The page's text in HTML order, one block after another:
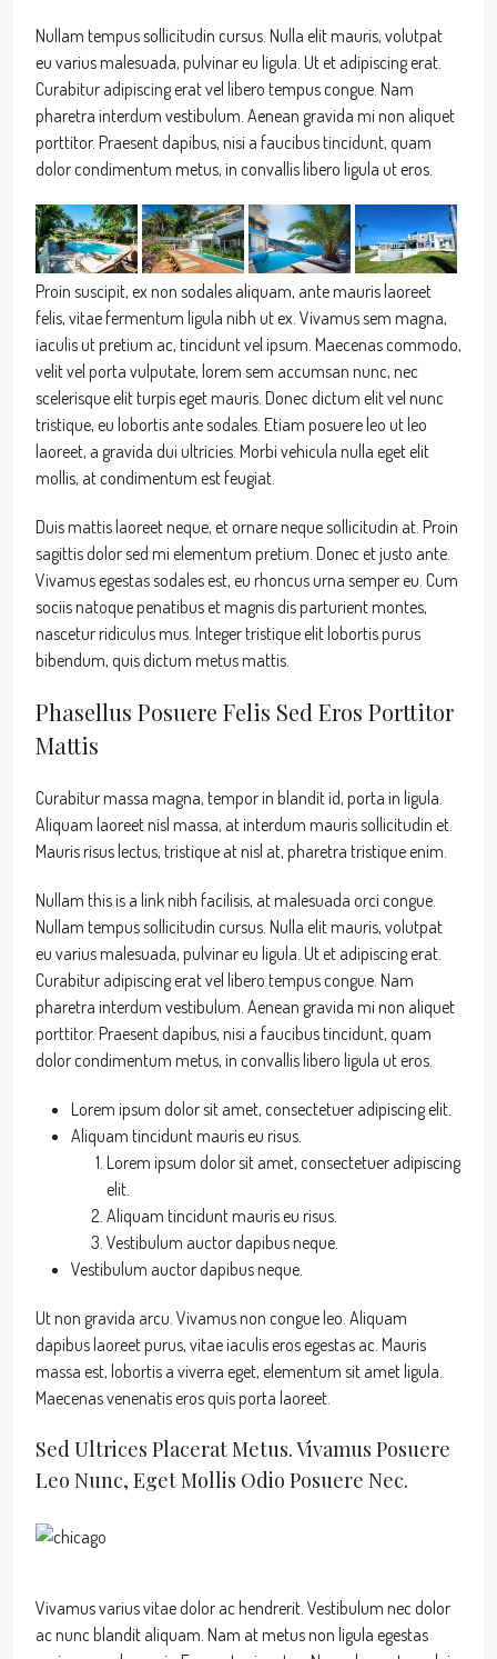
Nullam tempus sollicitudin cursus. Nulla elit mauris, volutpat
eu varius malesuada, pulvinar eu ligula. Ut et adipiscing erat.
Curabitur adipiscing erat vel libero tempus congue. Nam
pharetra interdum vestibulum. Aenean gravida mi non aliquet
porttitor. Praesent dapibus, nisi a faucibus tincidunt, quam
dolor condimentum metus, in convallis libero ligula ut eros.
Proin suscipit, ex non sodales aliquam, ante mauris laoreet
felis, vitae fermentum ligula nibh ut ex. Vivamus sem magna,
iaculis ut pretium ac, tincidunt vel ipsum. Maecenas commodo,
velit vel porta vulputate, lorem sem accumsan nunc, nec
scelerisque elit turpis eget mauris. Donec dictum elit vel nunc
tristique, eu lobortis ante sodales. Etiam posuere leo ut leo
laoreet, a gravida dui ultricies. Morbi vehicula nulla eget elit
mollis, at condimentum est feugiat.
Duis mattis laoreet neque, et ornare neque sollicitudin at. Proin
sagittis dolor sed mi elementum pretium. Donec et justo ante.
Vivamus egestas sodales est, eu rhoncus urna semper eu. Cum
sociis natoque penatibus et magnis dis parturient montes,
nascetur ridiculus mus. Integer tristique elit lobortis purus
bibendum, quis dictum metus mattis.
Phasellus Posuere Felis Sed Eros Porttitor
Mattis
Curabitur massa magna, tempor in blandit id, porta in ligula.
Aliquam laoreet nisl massa, at interdum mauris sollicitudin et.
Mauris risus lectus, tristique at nisl at, pharetra tristique enim.
Nullam this is a link nibh facilisis, at malesuada orci congue.
Nullam tempus sollicitudin cursus. Nulla elit mauris, volutpat
eu varius malesuada, pulvinar eu ligula. Ut et adipiscing erat.
Curabitur adipiscing erat vel libero tempus congue. Nam
pharetra interdum vestibulum. Aenean gravida mi non aliquet
porttitor. Praesent dapibus, nisi a faucibus tincidunt, quam
dolor condimentum metus, in convallis libero ligula ut eros.
Lorem ipsum dolor sit amet, consectetuer adipiscing elit.
Aliquam tincidunt mauris eu risus.
Lorem ipsum dolor sit amet, consectetuer adipiscing
elit.
Aliquam tincidunt mauris eu risus.
Vestibulum auctor dapibus neque.
Vestibulum auctor dapibus neque.
Ut non gravida arcu. Vivamus non congue leo. Aliquam
dapibus laoreet purus, vitae iaculis eros egestas ac. Mauris
massa est, lobortis a viverra eget, elementum sit amet ligula.
Maecenas venenatis eros quis porta laoreet.
Sed Ultrices Placerat Metus. Vivamus Posuere
Leo Nunc, Eget Mollis Odio Posuere Nec.
Vivamus varius vitae dolor ac hendrerit. Vestibulum nec dolor
ac nunc blandit aliquam. Nam at metus non ligula egestas